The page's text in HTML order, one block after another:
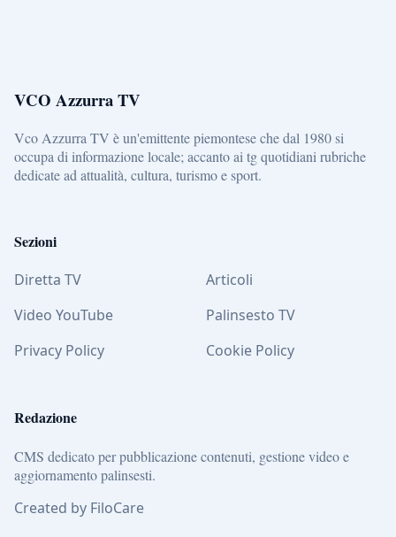
VCO Azzurra TV
Vco Azzurra TV è un'emittente piemontese che dal 1980 si
occupa di informazione locale; accanto ai tg quotidiani rubriche
dedicate ad attualità, cultura, turismo e sport.
Sezioni
Diretta TV
Articoli
Video YouTube
Palinsesto TV
Privacy Policy
Cookie Policy
Redazione
CMS dedicato per pubblicazione contenuti, gestione video e
aggiornamento palinsesti.
Created by FiloCare